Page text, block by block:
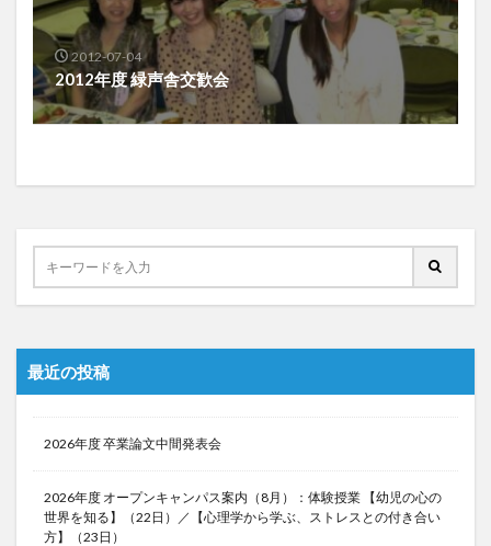
2012-07-04
2012年度 緑声舎交歓会
最近の投稿
2026年度 卒業論文中間発表会
2026年度 オープンキャンパス案内（8月）：体験授業 【幼児の心の
世界を知る】（22日）／【心理学から学ぶ、ストレスとの付き合い
方】（23日）